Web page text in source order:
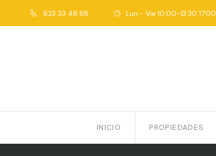
623 33 48 88 Lun - Vie 10:00-13:30
INICIO PROPIEDADES